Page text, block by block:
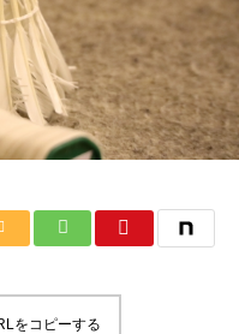
をコピーする